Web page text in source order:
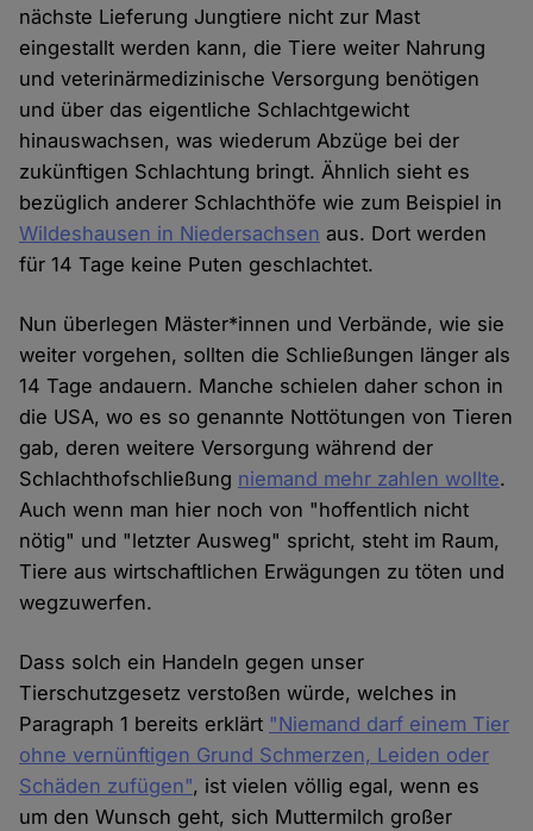
nächste Lieferung Jungtiere nicht zur Mast
eingestallt werden kann, die Tiere weiter Nahrung
und veterinärmedizinische Versorgung benötigen
und über das eigentliche Schlachtgewicht
hinauswachsen, was wiederum Abzüge bei der
zukünftigen Schlachtung bringt. Ähnlich sieht es
bezüglich anderer Schlachthöfe wie zum Beispiel in
Wildeshausen in Niedersachsen aus. Dort werden
für 14 Tage keine Puten geschlachtet.
Nun überlegen Mäster*innen und Verbände, wie sie
weiter vorgehen, sollten die Schließungen länger als
14 Tage andauern. Manche schielen daher schon in
die USA, wo es so genannte Nottötungen von Tieren
gab, deren weitere Versorgung während der
Schlachthofschließung niemand mehr zahlen wollte.
Auch wenn man hier noch von "hoffentlich nicht
nötig" und "letzter Ausweg" spricht, steht im Raum,
Tiere aus wirtschaftlichen Erwägungen zu töten und
wegzuwerfen.
Dass solch ein Handeln gegen unser
Tierschutzgesetz verstoßen würde, welches in
Paragraph 1 bereits erklärt "Niemand darf einem Tier
ohne vernünftigen Grund Schmerzen, Leiden oder
Schäden zufügen", ist vielen völlig egal, wenn es
um den Wunsch geht, sich Muttermilch großer